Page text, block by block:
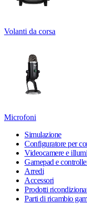
Volanti da corsa
Microfoni
Simulazione
Configuratore per
Videocamere e
Gamepad e
Arredi
Accessori
Prodotti
Parti di ricambio